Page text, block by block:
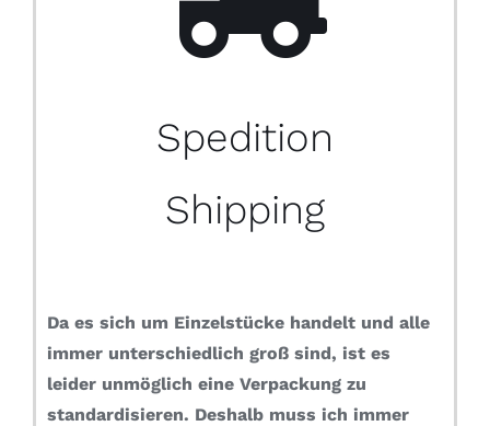
Spedition
Shipping
Da es sich um Einzelstücke handelt und alle
immer unterschiedlich groß sind, ist es
leider unmöglich eine Verpackung zu
standardisieren. Deshalb muss ich immer